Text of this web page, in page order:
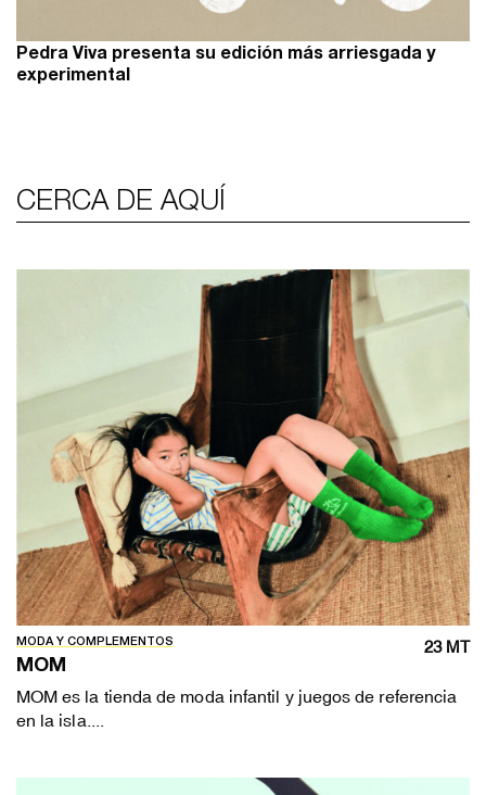
Pedra Viva presenta su edición más arriesgada y
experimental
CERCA DE AQUÍ
MODA Y COMPLEMENTOS 23 MT
MOM
MOM es la tienda de moda infantil y juegos de referencia
en la isla....